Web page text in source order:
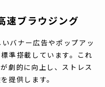
速ブラウジング
バナー広告やポップアッ
準搭載しています。これ
劇的に向上し、ストレス
提供します。